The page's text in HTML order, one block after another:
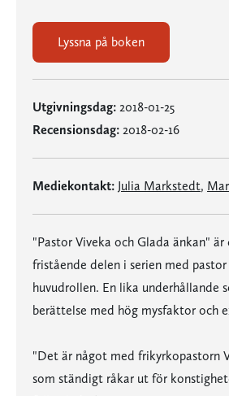
Lyssna på boken
Utgivningsdag: 2018-01-25
Recensionsdag: 2018-02-16
Mediekontakt: Julia Markstedt,
"Pastor Viveka och Glada änkan"
fristående delen i serien med pastor
huvudrollen. En lika underhållande
berättelse med hög mysfaktor och
"Det är något med frikyrkopastorn
som ständigt råkar ut för